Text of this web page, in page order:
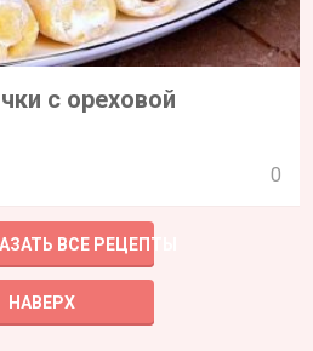
с ореховой
0
ВСЕ РЕЦЕПТЫ
НАВЕРХ